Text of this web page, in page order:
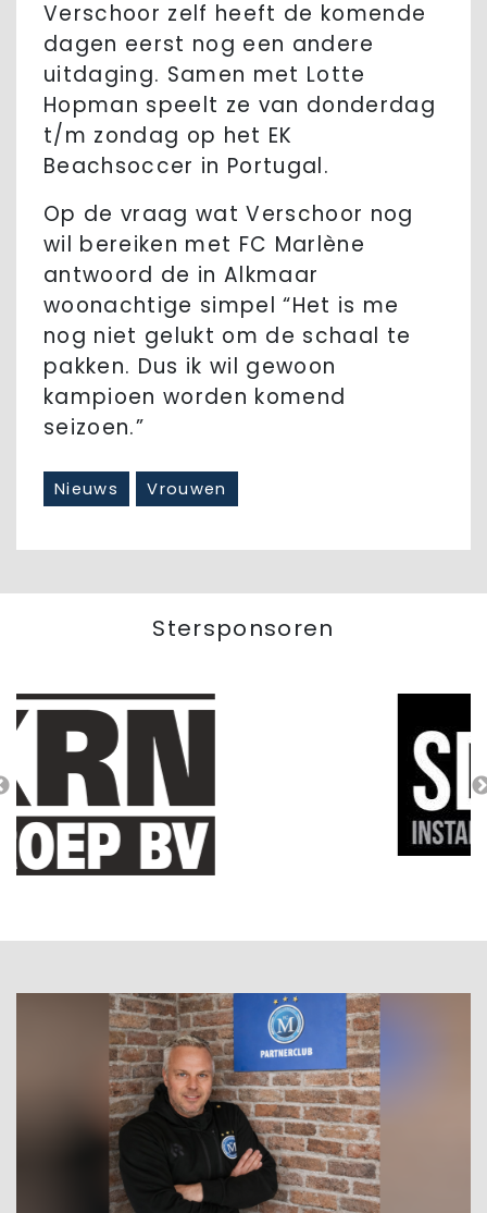
Verschoor zelf heeft de komende
dagen eerst nog een andere
uitdaging. Samen met Lotte
Hopman speelt ze van donderdag
t/m zondag op het EK
Beachsoccer in Portugal.
Op de vraag wat Verschoor nog
wil bereiken met FC Marlène
antwoord de in Alkmaar
woonachtige simpel “Het is me
nog niet gelukt om de schaal te
pakken. Dus ik wil gewoon
kampioen worden komend
seizoen.”
Nieuws Vrouwen
Stersponsoren